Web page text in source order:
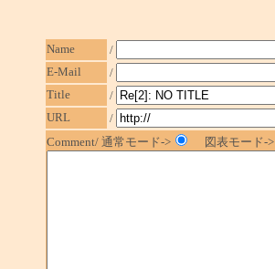
Name /
E-Mail
/
Title
/
URL
/
Comment/ 通常モード->
図表モード->